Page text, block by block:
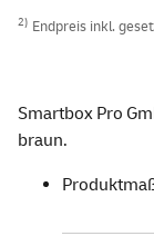
2) Endpreis inkl.
Smartbox Pro
braun.